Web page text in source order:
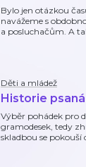
Bylo jen otázkou
navážeme s
a posluchačům. A
Děti a mládež
Historie
Výběr pohádek pro
gramodesek, tedy
skladbou se